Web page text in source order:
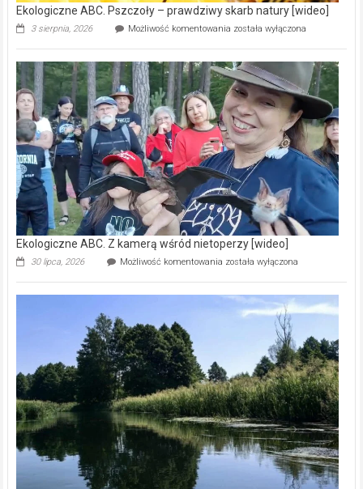
Ekologiczne ABC. Pszczoły – prawdziwy skarb natury [wideo]
3 sierpnia, 2026 Możliwość komentowania Ekologiczne
–
prawdziwy
skarb
natury
[wideo]
została wyłączona
Ekologiczne ABC. Z kamerą wśród nietoperzy [wideo]
30 lipca, 2026 Możliwość komentowania Ekologiczne
kamerą
wśród
została wyłączona